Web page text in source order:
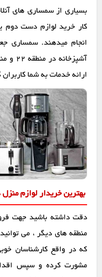
بسیاری از سمساری های
کار خرید لوازم دست دوم
انجام میدهند. سمساری
ارائه خدمات به شما
بهترین خریدار لوازم منزل در منطقه 22 و
منطقه های دیگر ، می
که در واقع کارشناسان
مشورت کرده و سپس